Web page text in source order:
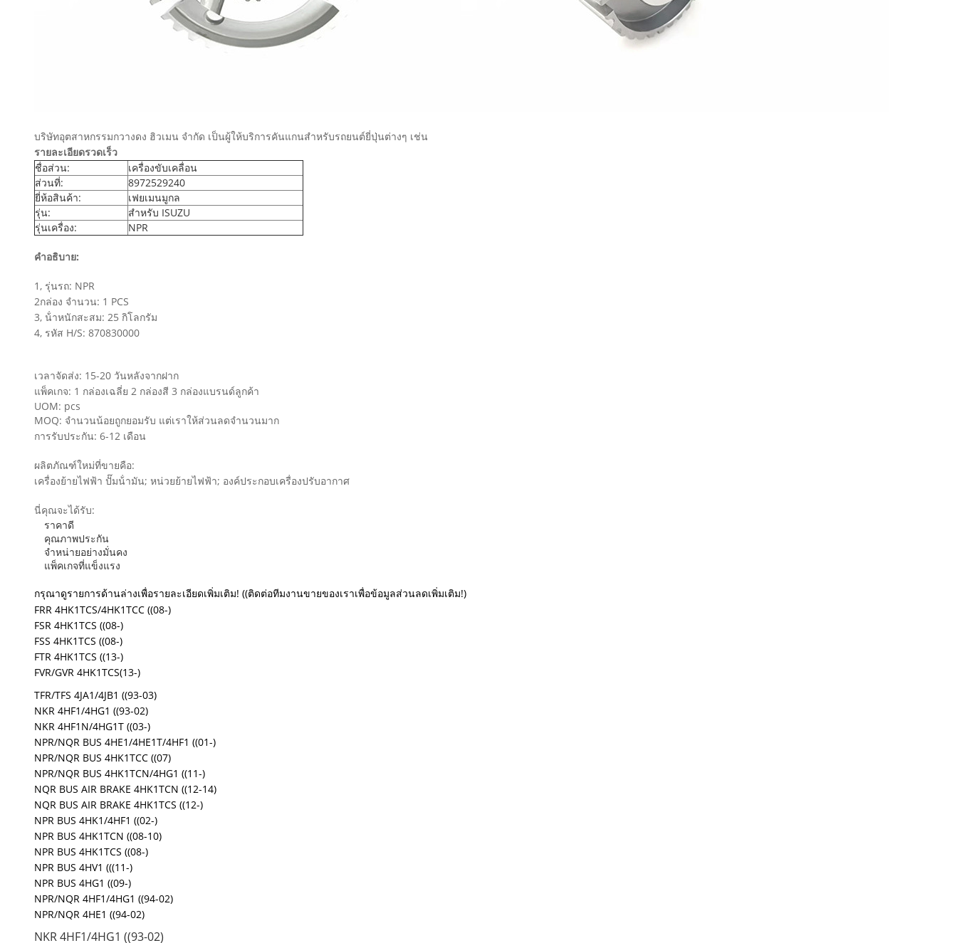
บริษัทอุตสาหกรรมกวางดง ฮิวเมน จํากัด เป็นผู้ให้บริการคันแกนสําหรับรถยนต์ยี่ปุ่นต่างๆ เช่น
รายละเอียดรวดเร็ว
ชื่อส่วน:
เครื่องขับเคลื่อน
ส่วนที่:
8972529240
ยี่ห้อสินค้า:
เฟยเมนมูกล
รุ่น:
สําหรับ ISUZU
รุ่นเครื่อง:
NPR
คําอธิบาย:
1, รุ่นรถ: NPR
2กล่อง จํานวน: 1 PCS
3, น้ําหนักสะสม: 25 กิโลกรัม
4, รหัส H/S: 870830000
เวลาจัดส่ง: 15-20 วันหลังจากฝาก
แพ็คเกจ: 1 กล่องเฉลี่ย 2 กล่องสี 3 กล่องแบรนด์ลูกค้า
UOM: pcs
MOQ: จํานวนน้อยถูกยอมรับ แต่เราให้ส่วนลดจํานวนมาก
การรับประกัน: 6-12 เดือน
ผลิตภัณฑ์ใหม่ที่ขายคือ:
เครื่องย้ายไฟฟ้า ปั๊มน้ํามัน; หน่วยย้ายไฟฟ้า; องค์ประกอบเครื่องปรับอากาศ
นี่คุณจะได้รับ:
ราคาดี
คุณภาพประกัน
จําหน่ายอย่างมั่นคง
แพ็คเกจที่แข็งแรง
กรุณาดูรายการด้านล่างเพื่อรายละเอียดเพิ่มเติม! ((ติดต่อทีมงานขายของเราเพื่อข้อมูลส่วนลดเพิ่มเติม!)
FRR 4HK1TCS/4HK1TCC ((08-)
FSR 4HK1TCS ((08-)
FSS 4HK1TCS ((08-)
FTR 4HK1TCS ((13-)
FVR/GVR 4HK1TCS(13-)
TFR/TFS 4JA1/4JB1 ((93-03)
NKR 4HF1/4HG1 ((93-02)
NKR 4HF1N/4HG1T ((03-)
NPR/NQR BUS 4HE1/4HE1T/4HF1 ((01-)
NPR/NQR BUS 4HK1TCC ((07)
NPR/NQR BUS 4HK1TCN/4HG1 ((11-)
NQR BUS AIR BRAKE 4HK1TCN ((12-14)
NQR BUS AIR BRAKE 4HK1TCS ((12-)
NPR BUS 4HK1/4HF1 ((02-)
NPR BUS 4HK1TCN ((08-10)
NPR BUS 4HK1TCS ((08-)
NPR BUS 4HV1 (((11-)
NPR BUS 4HG1 ((09-)
NPR/NQR 4HF1/4HG1 ((94-02)
NPR/NQR 4HE1 ((94-02)
NKR 4HF1/4HG1 ((93-02)